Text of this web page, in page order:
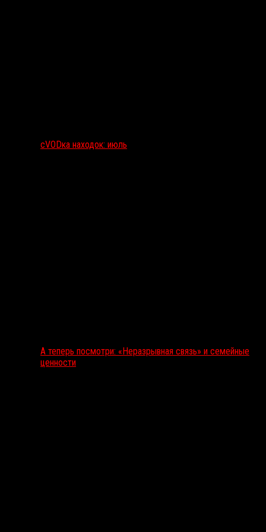
сVODка находок: июль
А теперь посмотри: «Неразрывная связь» и семейные
ценности